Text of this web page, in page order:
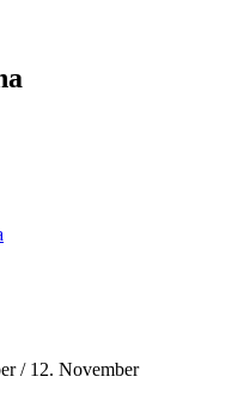
/ 12. November